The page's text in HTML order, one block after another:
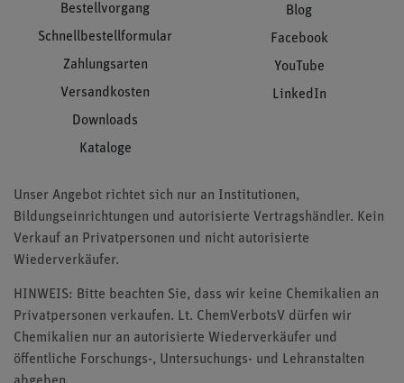
Bestellvorgang
Schnellbestellformular
Zahlungsarten
Versandkosten
Downloads
Kataloge
Blog
Facebook
YouTube
LinkedIn
Unser Angebot richtet sich nur an Institutionen,
Bildungseinrichtungen und autorisierte Vertragshändler. Kein
Verkauf an Privatpersonen und nicht autorisierte
Wiederverkäufer.
HINWEIS: Bitte beachten Sie, dass wir keine Chemikalien an
Privatpersonen verkaufen. Lt. ChemVerbotsV dürfen wir
Chemikalien nur an autorisierte Wiederverkäufer und
öffentliche Forschungs-, Untersuchungs- und Lehranstalten